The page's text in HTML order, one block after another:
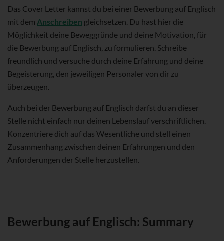
Das Cover Letter kannst du bei einer Bewerbung auf Englisch
mit dem Anschreiben gleichsetzen. Du hast hier die
Möglichkeit deine Beweggründe und deine Motivation, für
die Bewerbung auf Englisch, zu formulieren. Schreibe
freundlich und versuche durch deine Erfahrung und deine
Begeisterung, den jeweiligen Personaler von dir zu
überzeugen.
Auch bei der Bewerbung auf Englisch darfst du an dieser
Stelle nicht einfach nur deinen Lebenslauf verschriftlichen.
Konzentriere dich auf das Wesentliche und stell einen
Zusammenhang zwischen deinen Erfahrungen und den
Anforderungen der Stelle herzustellen.
Bewerbung auf Englisch: Summary